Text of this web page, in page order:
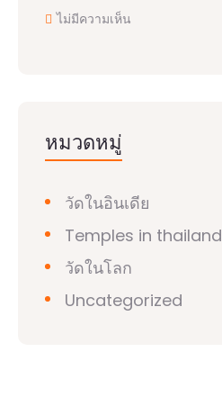
ไม่มีความเห็น
หมวดหมู่
วัดในอินเดีย
Temples in thailand
วัดในโลก
Uncategorized